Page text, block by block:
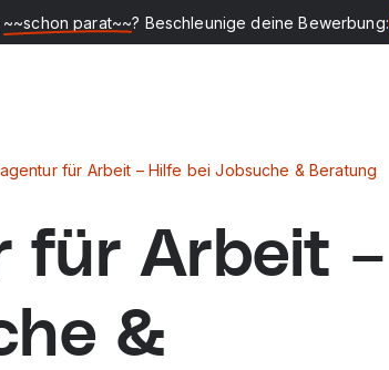
~~schon parat~~? Beschleunige deine Bewerbung:
für Arbeit – Hilfe bei Jobsuche & Beratung
für Arbeit –
&